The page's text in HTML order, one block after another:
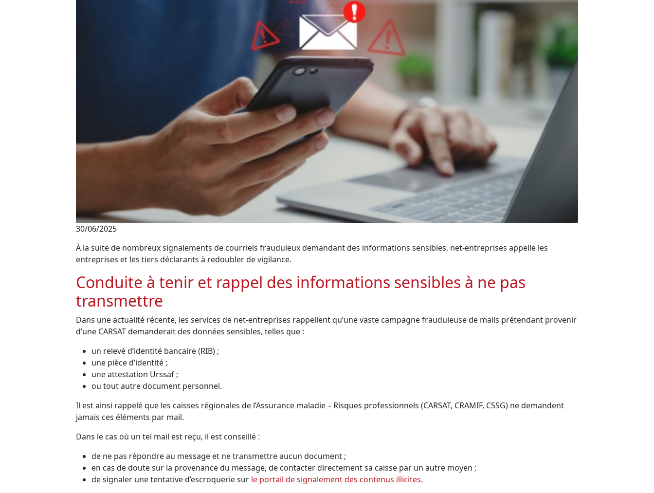
30/06/2025
À la suite de nombreux signalements de courriels frauduleux demandant des informations sensibles, net-entreprises appelle les
entreprises et les tiers déclarants à redoubler de vigilance.
Conduite à tenir et rappel des informations sensibles à ne pas
transmettre
Dans une actualité récente, les services de net-entreprises rappellent qu’une vaste campagne frauduleuse de mails prétendant provenir
d’une CARSAT demanderait des données sensibles, telles que :
un relevé d’identité bancaire (RIB) ;
une pièce d’identité ;
une attestation Urssaf ;
ou tout autre document personnel.
Il est ainsi rappelé que les caisses régionales de l’Assurance maladie – Risques professionnels (CARSAT, CRAMIF, CSSG) ne demandent
jamais ces éléments par mail.
Dans le cas où un tel mail est reçu, il est conseillé :
de ne pas répondre au message et ne transmettre aucun document ;
en cas de doute sur la provenance du message, de contacter directement sa caisse par un autre moyen ;
de signaler une tentative d’escroquerie sur le portail de signalement des contenus illicites.